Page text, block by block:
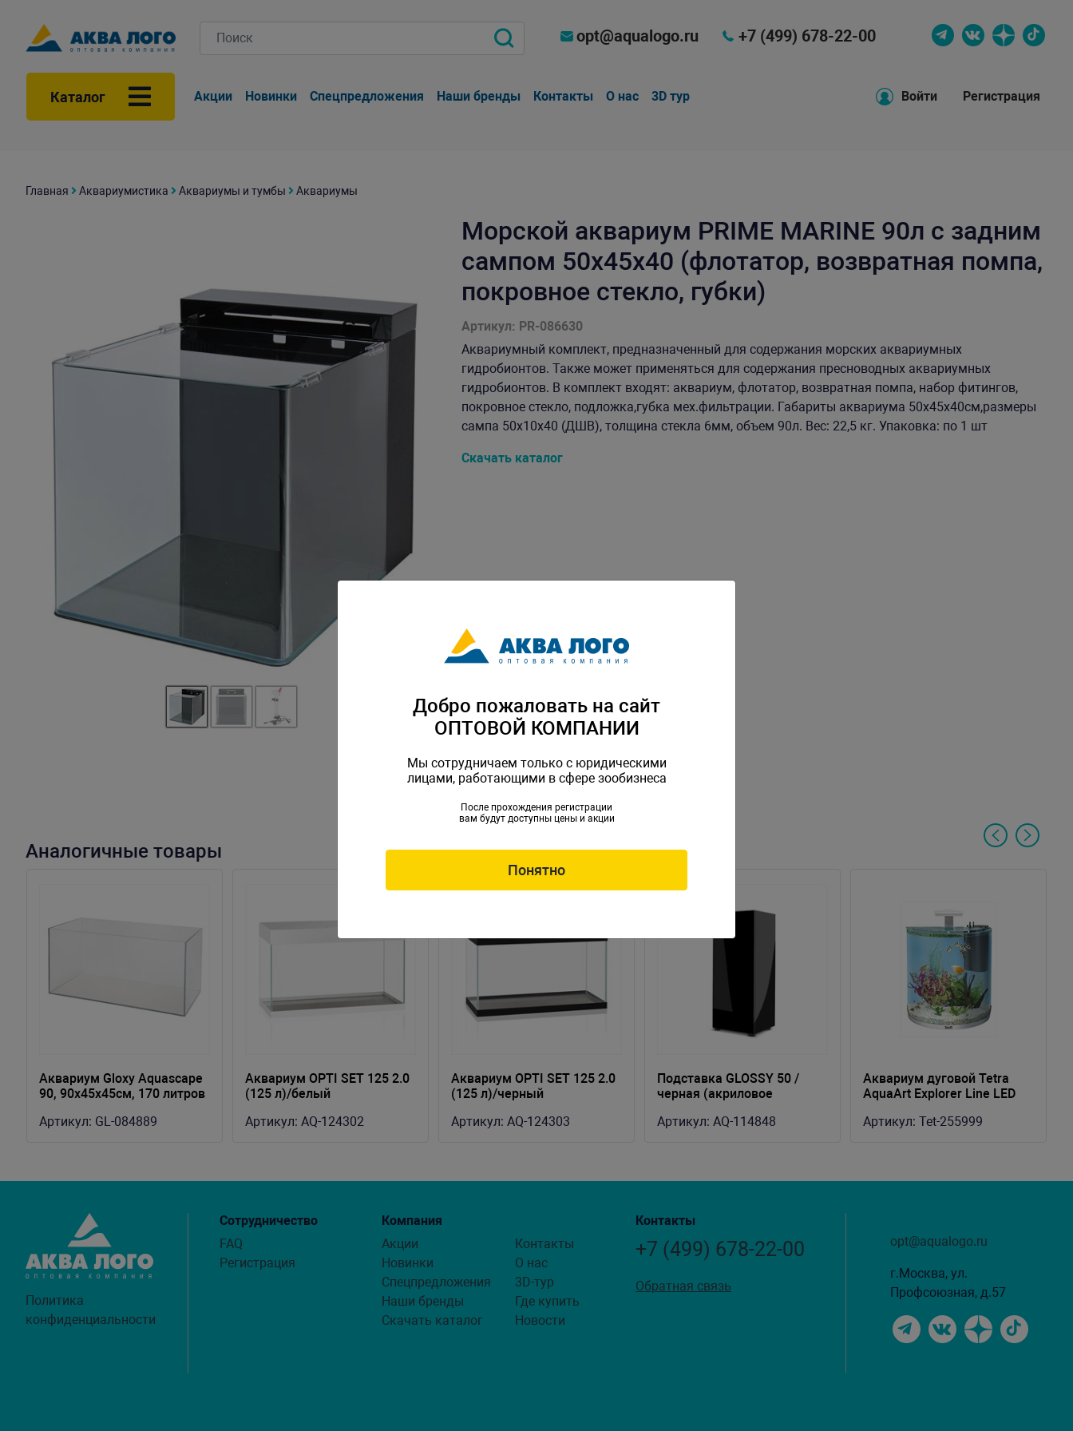
opt@aqualogo.ru +7 (499) 678-22-00
Каталог Акции Новинки Спецпредложения Наши бренды Контакты О нас 3D тур Войти Регистрация
Главная Аквариумистика Аквариумы и тумбы Аквариумы
Морской аквариум PRIME MARINE 90л с задним
сампом 50х45х40 (флотатор, возвратная помпа,
покровное стекло, губки)
Артикул: PR-086630
Аквариумный комплект, предназначенный для содержания морских аквариумных
гидробионтов. Также может применяться для содержания пресноводных аквариумных
гидробионтов. В комплект входят: аквариум, флотатор, возвратная помпа, набор фитингов,
покровное стекло, подложка,губка мех.фильтрации. Габариты аквариума 50х45х40см,размеры
сампа 50х10х40 (ДШВ), толщина стекла 6мм, объем 90л. Вес: 22,5 кг. Упаковка: по 1 шт
Скачать каталог
Аналогичные товары
Аквариум Gloxy Aquascape
90, 90х45х45см, 170 литров
Артикул: GL-084889
Аквариум OPTI SET 125 2.0
(125 л)/белый
Артикул: AQ-124302
Аквариум OPTI SET 125 2.0
(125 л)/черный
Артикул: AQ-124303
Подставка GLOSSY 50 /
черная (акриловое
Артикул: AQ-114848
Аквариум дуговой Tetra
AquaArt Explorer Line LED
Артикул: Tet-255999
Политика
конфиденциальности
Сотрудничество
FAQ
Регистрация
Компания
Акции
Новинки
Спецпредложения
Наши бренды
Скачать каталог
Контакты
О нас
3D-тур
Где купить
Новости
Контакты
+7 (499) 678-22-00
Обратная связь
opt@aqualogo.ru
г.Москва, ул.
Профсоюзная, д.57
Добро пожаловать на сайт
ОПТОВОЙ КОМПАНИИ
Мы сотрудничаем только с юридическими
лицами, работающими в сфере зообизнеса
После прохождения регистрации
вам будут доступны цены и акции
Понятно